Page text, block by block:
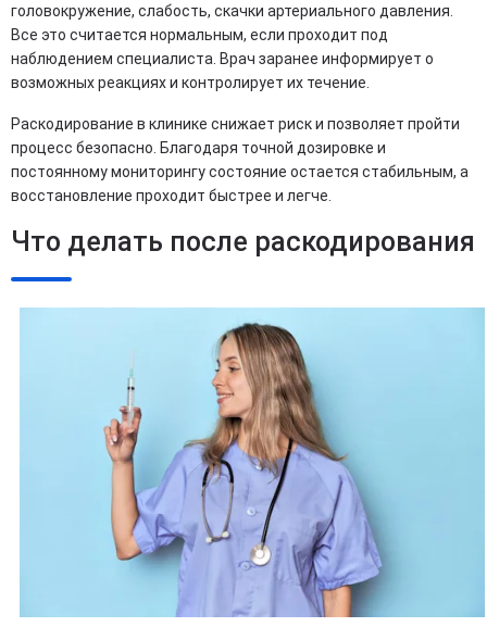
головокружение, слабость, скачки артериального давления.
Все это считается нормальным, если проходит под
наблюдением специалиста. Врач заранее информирует о
возможных реакциях и контролирует их течение.
Раскодирование в клинике снижает риск и позволяет пройти
процесс безопасно. Благодаря точной дозировке и
постоянному мониторингу состояние остается стабильным, а
восстановление проходит быстрее и легче.
Что делать после раскодирования